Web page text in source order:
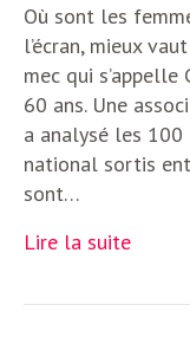
Où sont les
l’écran, mieux
mec qui s’appelle
60 ans. Une
a analysé les
national sortis
sont…
Lire la suite